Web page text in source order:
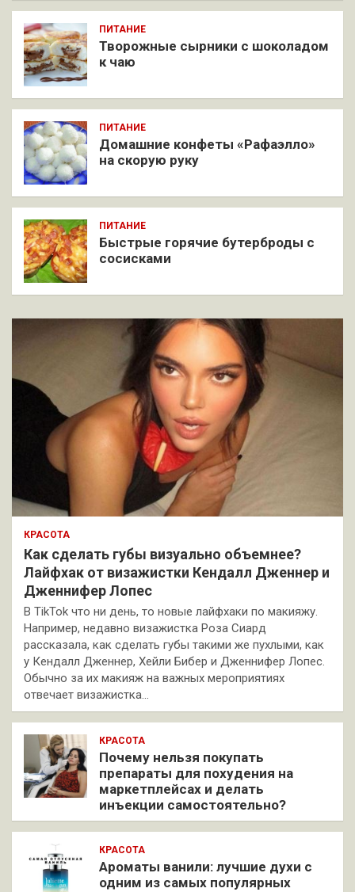
ПИТАНИЕ
Творожные сырники с шоколадом
к чаю
ПИТАНИЕ
Домашние конфеты «Рафаэлло»
на скорую руку
ПИТАНИЕ
Быстрые горячие бутерброды с
сосисками
КРАСОТА
Как сделать губы визуально объемнее?
Лайфхак от визажистки Кендалл Дженнер и
Дженнифер Лопес
В TikTok что ни день, то новые лайфхаки по макияжу.
Например, недавно визажистка Роза Сиард
рассказала, как сделать губы такими же пухлыми, как
у Кендалл Дженнер, Хейли Бибер и Дженнифер Лопес.
Обычно за их макияж на важных мероприятиях
отвечает визажистка…
КРАСОТА
Почему нельзя покупать
препараты для похудения на
маркетплейсах и делать
инъекции самостоятельно?
КРАСОТА
Ароматы ванили: лучшие духи с
одним из самых популярных